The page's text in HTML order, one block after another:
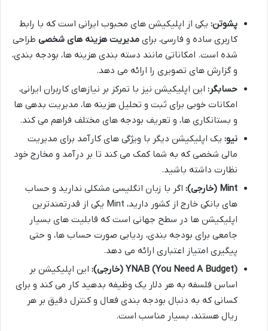
پشوتن: یکی از اپلیکیشن های محبوب ایرانی است که با رابط
کاربری ساده و فارسی، برای مدیریت هزینه های شخصی طراحی
شده است. امکاناتی مانند دسته بندی هزینه ها، بودجه بندی،
و گزارش های تصویری را ارائه می دهد.
حسابگر: این اپلیکیشن نیز با تمرکز بر نیازهای کاربران ایرانی،
امکانات خوبی برای ثبت و تحلیل هزینه ها، مدیریت بدهی ها
و بستانکاری ها، و تعریف بودجه های مختلف فراهم می کند.
نیو: یک اپلیکیشن دیگر با ویژگی های کارآمد برای مدیریت
مالی شخصی که به شما کمک می کند تا بر درآمد و مخارج خود
نظارت داشته باشید.
Mint (خارجی):
اگر با زبان انگلیسی مشکلی ندارید و حساب
های بانکی خارج از کشور دارید، Mint یکی از قدرتمندترین
اپلیکیشن ها در سطح جهانی است که قابلیت های بسیار
جامعی برای بودجه بندی، ردیابی صورت حساب ها، و حتی
پیگیری امتیاز اعتباری ارائه می دهد.
YNAB (You Need A Budget) (خارجی):
این اپلیکیشن بر
اساس فلسفه به هر دلار یک وظیفه بدهید کار می کند و برای
کسانی که به دنبال بودجه بندی فعال و کنترل دقیق بر هر
ریال هستند، بسیار مناسب است.